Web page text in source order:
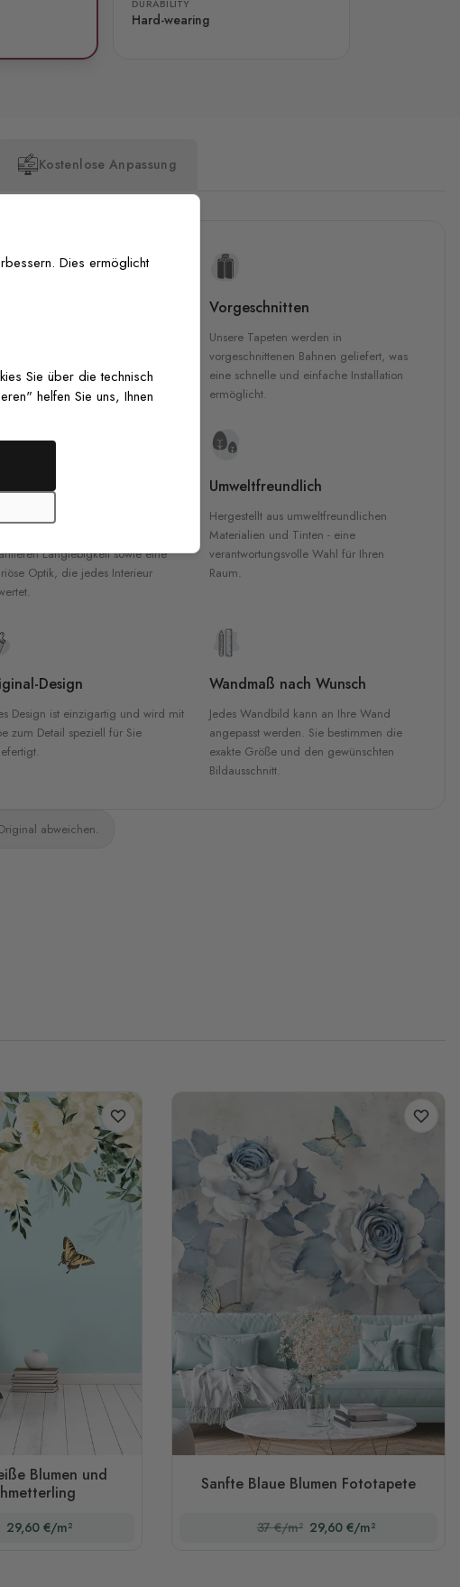
DURABILITY
Hard-wearing
Kostenlose Anpassung
Tinten für garantierte
in Innenräumen.
Vorgeschnitten
Unsere Tapeten werden in
vorgeschnittenen Bahnen geliefert, was
eine schnelle und einfache Installation
ermöglicht.
Materialien
Langlebigkeit sowie eine
Optik, die jedes Interieur
Umweltfreundlich
Hergestellt aus umweltfreundlichen
Materialien und Tinten - eine
verantwortungsvolle Wahl für Ihren
Raum.
Design
Design ist einzigartig und wird mit
zum Detail speziell für Sie
Wandmaß nach Wunsch
Jedes Wandbild kann an Ihre Wand
angepasst werden. Sie bestimmen die
exakte Größe und den gewünschten
Bildausschnitt.
abweichen.
Blumen und
29,60 €/m²
Sanfte Blaue Blumen Fototapete
37 €/m² 29,60 €/m²
Dies ermöglicht
Sie über die technisch
helfen Sie uns, Ihnen